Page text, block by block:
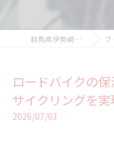
群馬県伊勢崎の自転車ならPOWER-KIDS ブログ
ロードバイクの
サイクリングを
2026/07/03